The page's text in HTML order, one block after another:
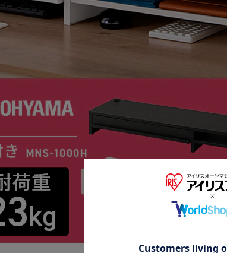
※ご確認ください